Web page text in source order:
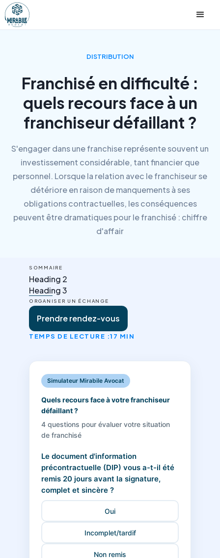
DISTRIBUTION
Franchisé en difficulté :
quels recours face à un
franchiseur défaillant ?
S'engager dans une franchise représente souvent un
investissement considérable, tant financier que
personnel. Lorsque la relation avec le franchiseur se
détériore en raison de manquements à ses
obligations contractuelles, les conséquences
peuvent être dramatiques pour le franchisé : chiffre
d'affair
SOMMAIRE
Heading 2
Heading 3
ORGANISER UN ÉCHANGE
Prendre rendez-vous
TEMPS DE LECTURE :17 MIN
Simulateur Mirabile Avocat
Quels recours face à votre franchiseur
défaillant ?
4 questions pour évaluer votre situation
de franchisé
Le document d'information
précontractuelle (DIP) vous a-t-il été
remis 20 jours avant la signature,
complet et sincère ?
Oui
Incomplet/tardif
Non remis